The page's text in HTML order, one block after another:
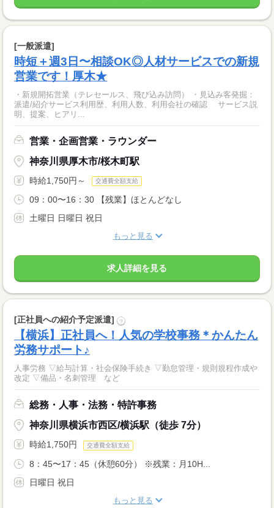
[一般派遣]
時短＋週3日〜相談OK◎人材サービスでの新規
営業です！厚木★
・新規開拓営業（テレセールス、飛び込み訪問） ・見込み客発掘：
派遣/紹介サービス利用歴、利用人数、利用会社の確認 サービス説
明、提案、ヒアリ...
営業・企画営業・ラウンダー
神奈川県厚木市/桜木町駅
時給1,750円～ 交通費全額支給
09：00〜16：30 【残業】ほとんどなし
土曜日 日曜日 祝日
もっと見る
求人詳細を見る
[正社員への紹介予定派遣] ?
【横浜】正社員へ！人気の学校事務＊かんたん
労務サポート♪
人事労務 ▽給与計算・社会保険手続き ▽勤怠管理・規則規程作成や
改定 ▽備品・名刺管理 など
総務・人事・法務・特許事務
神奈川県横浜市西区/横浜駅（徒歩 7分）
時給1,750円 交通費全額支給
8：45〜17：45（休憩60分） ※残業：月10H...
日曜日 祝日
もっと見る